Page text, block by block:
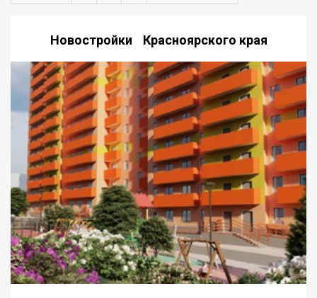
Новостройки Красноярского края